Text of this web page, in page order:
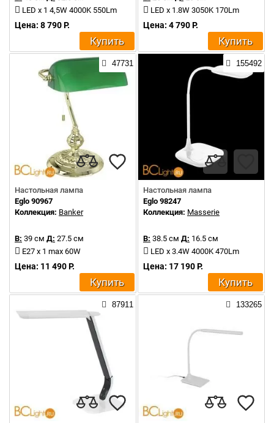
LED x 1 4,5W 4000K 550Lm
Цена: 8 790 Р.
Купить
LED x 1.8W 3050K 170Lm
Цена: 4 790 Р.
Купить
47731
Настольная лампа
Eglo 90967
Коллекция: Banker
В: 39 см Д: 27.5 см
E27 x 1 max 60W
Цена: 11 490 Р.
Купить
155492
Настольная лампа
Eglo 98247
Коллекция: Masserie
В: 38.5 см Д: 16.5 см
LED x 3.4W 4000K 470Lm
Цена: 17 190 Р.
Купить
87911 133265